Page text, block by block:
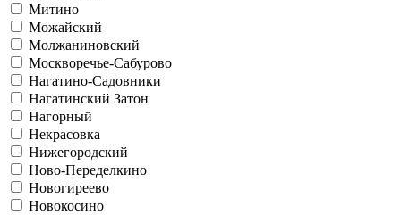
Митино
Можайский
Молжаниновский
Москворечье-Сабурово
Нагатино-Садовники
Нагатинский Затон
Нагорный
Некрасовка
Нижегородский
Ново-Переделкино
Новогиреево
Новокосино